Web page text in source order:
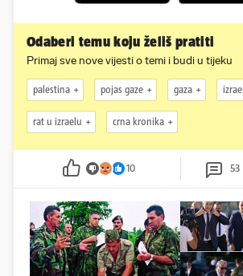
Odaberi temu koju želiš pratiti
Primaj sve nove vijesti o temi i budi u tijeku
palestina pojas gaze gaza izrael
rat u izraelu crna kronika
10 53